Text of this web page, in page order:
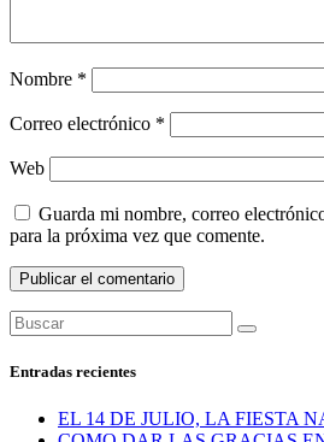
Nombre *
Correo electrónico *
Web
Guarda mi nombre, correo
para la próxima vez que comente.
Entradas recientes
EL 14 DE JULIO, LA FIESTA